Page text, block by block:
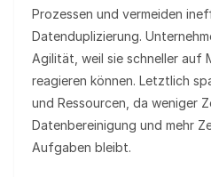
Prozessen und vermeiden
Datenduplizierung.
Agilität, weil sie schneller auf
reagieren können. Letztlich
und Ressourcen, da weniger
Datenbereinigung und mehr
Aufgaben bleibt.